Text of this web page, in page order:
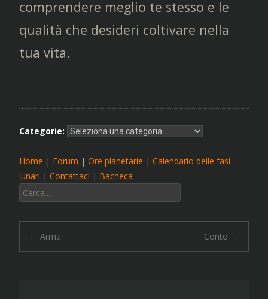
comprendere meglio te stesso e le
qualità che desideri coltivare nella
tua vita.
Categorie:
Home | Forum | Ore planetarie | Calendario delle fasi
lunari | Contattaci | Bacheca
Cerca:
Navigazione
← Arma Conto →